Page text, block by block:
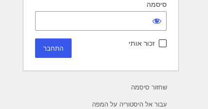
סיסמה
זכור אותי
שחזור סיסמה
עבור אל היסטוריה על המפה